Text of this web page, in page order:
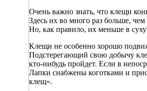
Очень важно знать, что клещи
Здесь их во много раз больше,
Но, как правило, их меньше в
Клещи не особенно хорошо
Подстерегающий свою добычу
кто-нибудь пройдет. Если в
Лапки снабжены коготками и
клещ».